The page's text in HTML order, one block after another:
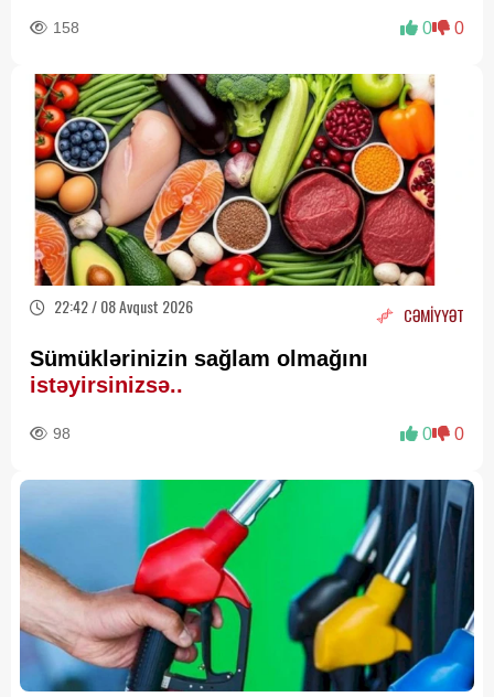
158 0 0
22:42 / 08 Avqust 2026 CƏMİYYƏT
Sümüklərinizin sağlam olmağını
istəyirsinizsə..
98 0 0